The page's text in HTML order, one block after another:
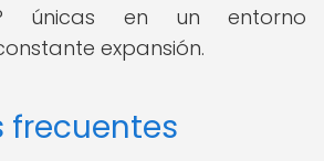
únicas en un entorno
expansión.
frecuentes